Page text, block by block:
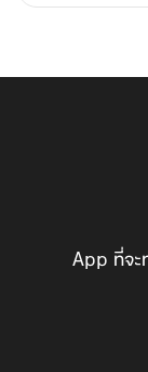
App ที่จะ